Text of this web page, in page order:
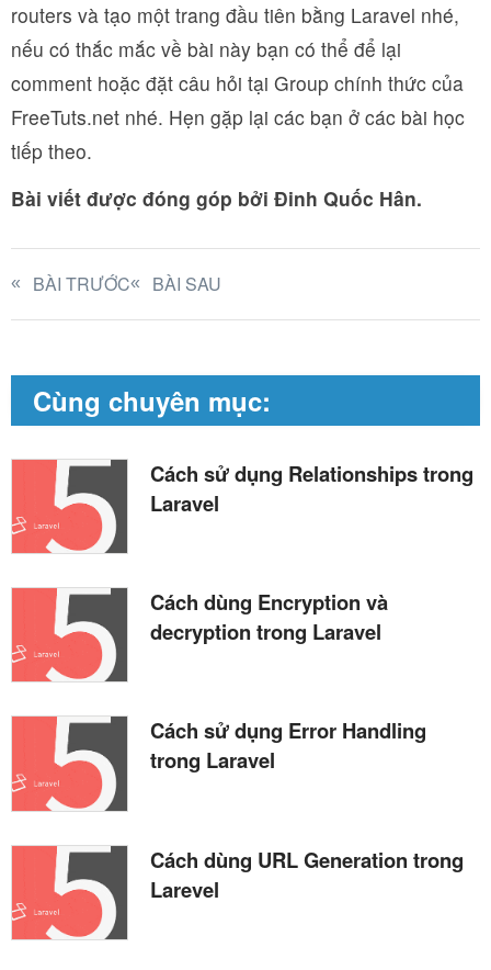
routers và tạo một trang đầu tiên bằng Laravel nhé,
nếu có thắc mắc về bài này bạn có thể để lại
comment hoặc đặt câu hỏi tại Group chính thức của
FreeTuts.net nhé. Hẹn gặp lại các bạn ở các bài học
tiếp theo.
Bài viết được đóng góp bởi Đinh Quốc Hân.
BÀI TRƯỚC BÀI SAU
Cùng chuyên mục:
Cách sử dụng Relationships trong
Laravel
Cách dùng Encryption và
decryption trong Laravel
Cách sử dụng Error Handling
trong Laravel
Cách dùng URL Generation trong
Larevel